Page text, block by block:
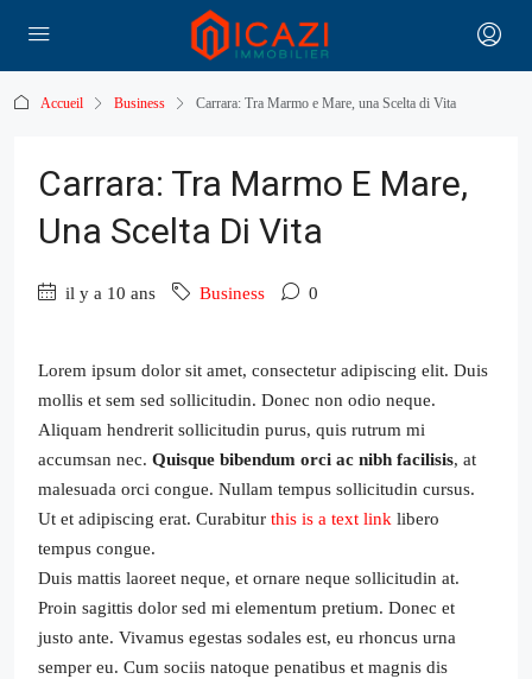
Accueil Business Carrara: Tra Marmo e Mare, una Scelta di Vita
Carrara: Tra Marmo E Mare,
Una Scelta Di Vita
il y a 10 ans Business 0
Lorem ipsum dolor sit amet, consectetur adipiscing elit. Duis
mollis et sem sed sollicitudin. Donec non odio neque.
Aliquam hendrerit sollicitudin purus, quis rutrum mi
accumsan nec. Quisque bibendum orci ac nibh facilisis, at
malesuada orci congue. Nullam tempus sollicitudin cursus.
Ut et adipiscing erat. Curabitur this is a text link libero
tempus congue.
Duis mattis laoreet neque, et ornare neque sollicitudin at.
Proin sagittis dolor sed mi elementum pretium. Donec et
justo ante. Vivamus egestas sodales est, eu rhoncus urna
semper eu. Cum sociis natoque penatibus et magnis dis